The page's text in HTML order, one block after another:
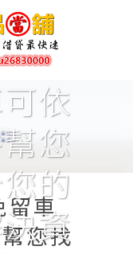
依
您
的
資
車
您找